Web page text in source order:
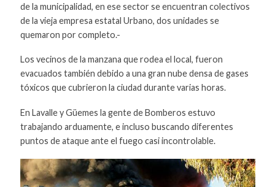
de la municipalidad, en ese sector se encuentran colectivos
de la vieja empresa estatal Urbano, dos unidades se
quemaron por completo.-
Los vecinos de la manzana que rodea el local, fueron
evacuados también debido a una gran nube densa de gases
tóxicos que cubrieron la ciudad durante varias horas.
En Lavalle y Güemes la gente de Bomberos estuvo
trabajando arduamente, e incluso buscando diferentes
puntos de ataque ante el fuego casi incontrolable.